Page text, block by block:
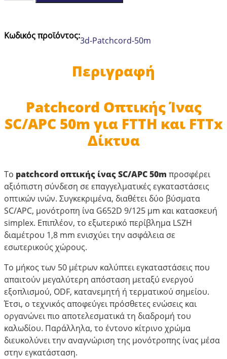
SC/APC
SM
50
Κωδικός προϊόντος:3d-Patchcord-50m
Περιγραφή
Patchcord Οπτικής Ίνας
SC/APC 50m για FTTH και FTTx
Δίκτυα
Το patchcord οπτικής ίνας SC/APC 50m προσφέρει
αξιόπιστη σύνδεση σε επαγγελματικές εγκαταστάσεις
οπτικών ινών. Συγκεκριμένα, διαθέτει δύο βύσματα
SC/APC, μονότροπη ίνα G652D 9/125 μm και κατασκευή
simplex. Επιπλέον, το εξωτερικό περίβλημα LSZH
διαμέτρου 1,8 mm ενισχύει την ασφάλεια σε
εσωτερικούς χώρους.
Το μήκος των 50 μέτρων καλύπτει εγκαταστάσεις που
απαιτούν μεγαλύτερη απόσταση μεταξύ ενεργού
εξοπλισμού, ODF, κατανεμητή ή τερματικού σημείου.
Έτσι, ο τεχνικός αποφεύγει πρόσθετες ενώσεις και
οργανώνει πιο αποτελεσματικά τη διαδρομή του
καλωδίου. Παράλληλα, το έντονο κίτρινο χρώμα
διευκολύνει την αναγνώριση της μονότροπης ίνας μέσα
στην εγκατάσταση.